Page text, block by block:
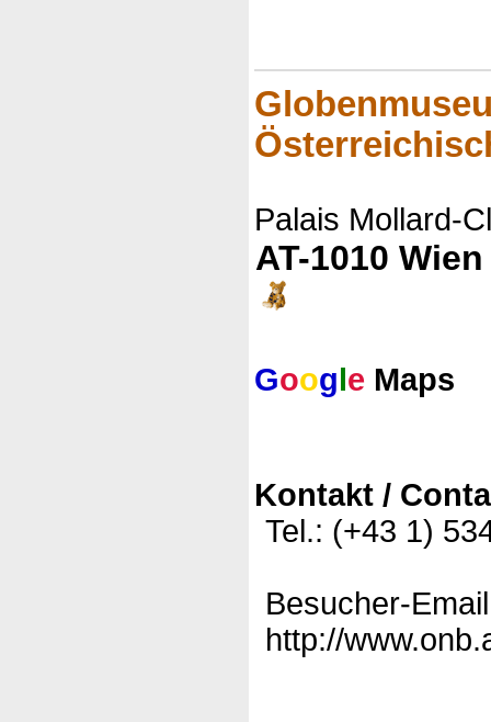
Palais Mollard-
AT-1010 Wien
Google Maps
Kontakt /
Tel.: (+43 1)
Besucher-
http://